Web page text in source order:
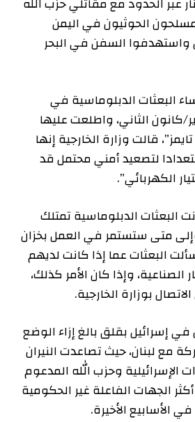
الحوثيون في اليمن
واستهدفوا السفن في البحر
البعثات الدبلوماسية في
بتاريخ 22 يناير/كانون الثاني، واطلعت عليها
قالت وزارة الخارجية إنها
لتصعيد أمني محتمل قد
الكهربائي”.
البعثات الدبلوماسية تمتلك
متى ستستمر في العمل بخزان
البعثات عما إذا كانت لديهم
وإذا كان الأمر كذلك،
بوزارة الخارجية.
إسرائيل بقلق بالغ إزاء الوضع
مع لبنان، حيث تصاعدت النيران
الإسرائيلية وحزب الله المدعوم
الجهات الفاعلة غير الحكومية
الأسابيع الأخيرة.